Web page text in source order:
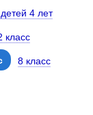
4 лет
класс
8 класс